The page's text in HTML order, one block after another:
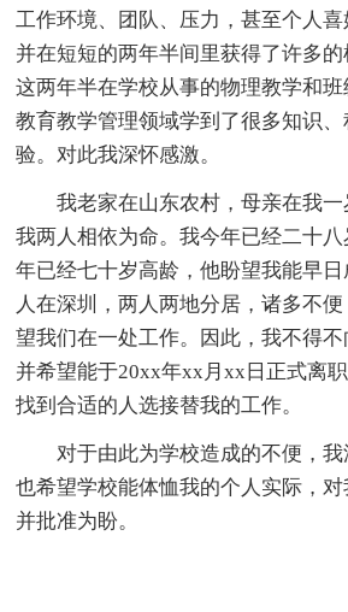
工作环境、团队、压力，甚至个人喜
并在短短的两年半间里获得了许多
这两年半在学校从事的物理教学和
教育教学管理领域学到了很多知识
验。对此我深怀感激。
我老家在山东农村，母亲在我
我两人相依为命。我今年已经二十
年已经七十岁高龄，他盼望我能早
人在深圳，两人两地分居，诸多不
望我们在一处工作。因此，我不得不
并希望能于20xx年xx月xx日正式离
找到合适的人选接替我的工作。
对于由此为学校造成的不便，
也希望学校能体恤我的个人实际，
并批准为盼。